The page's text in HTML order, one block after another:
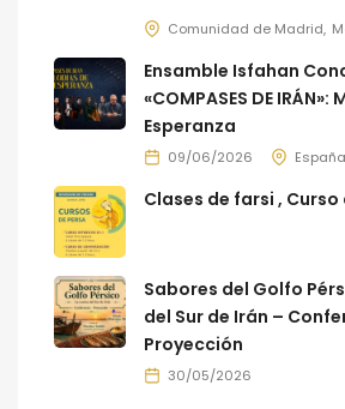
Comunidad de Madrid
Ensamble Isfahan
«COMPASES DE
Esperanza
09/06/2026 España
Clases de farsi ,
Sabores del Golfo
del Sur de Irán –
Proyección
30/05/2026